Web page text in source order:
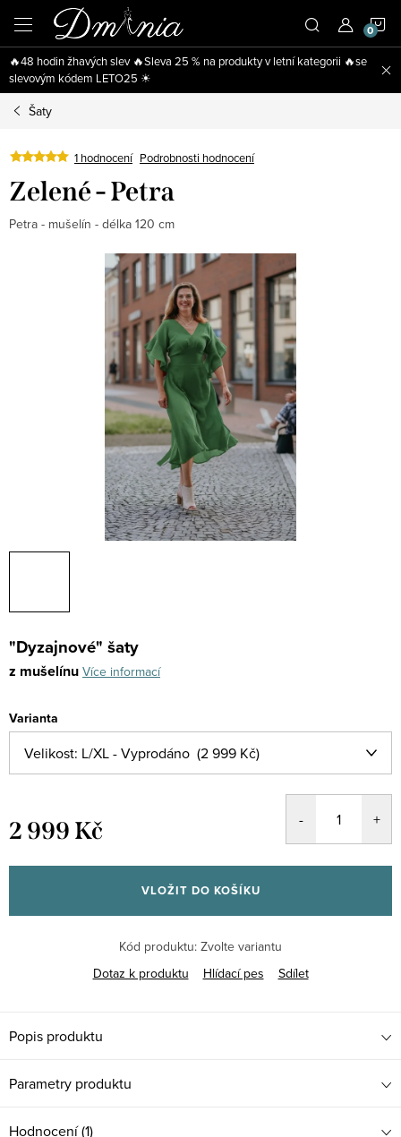
obsah
🔥48 hodin žhavých slev 🔥Sleva 25 % na produkty v letní kategorii 🔥se
slevovým kódem LETO25 ☀
Šaty
1 hodnocení Podrobnosti hodnocení
Zelené - Petra
Petra - mušelín - délka 120 cm
"Dyzajnové" šaty
z mušelínu Více informací
Varianta
2 999 Kč
cena:
VLOŽIT DO KOŠÍKU
Kód produktu: Zvolte variantu
Dotaz k produktu
Hlídací pes Sdílet
Popis produktu
Parametry produktu
Hodnocení (1)